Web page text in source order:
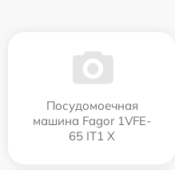
Посудомоечная
машина Fagor 1VFE-
65 IT1 X